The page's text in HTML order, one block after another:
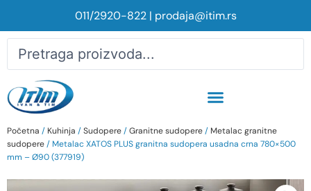
011/2920-822| prodaja@itim.rs
Početna / Kuhinja /Sudopere/Granitne sudopere/ Metalac granitne
sudopere/ Metalac XATOS PLUS granitna sudopera usadna crna 780×500
mm – Ø90 (377919)